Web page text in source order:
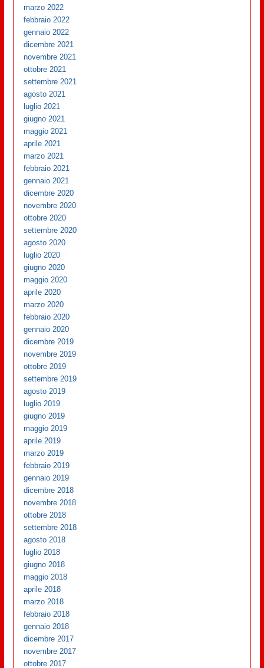
marzo 2022
febbraio 2022
gennaio 2022
dicembre 2021
novembre 2021
ottobre 2021
settembre 2021
agosto 2021
luglio 2021
giugno 2021
maggio 2021
aprile 2021
marzo 2021
febbraio 2021
gennaio 2021
dicembre 2020
novembre 2020
ottobre 2020
settembre 2020
agosto 2020
luglio 2020
giugno 2020
maggio 2020
aprile 2020
marzo 2020
febbraio 2020
gennaio 2020
dicembre 2019
novembre 2019
ottobre 2019
settembre 2019
agosto 2019
luglio 2019
giugno 2019
maggio 2019
aprile 2019
marzo 2019
febbraio 2019
gennaio 2019
dicembre 2018
novembre 2018
ottobre 2018
settembre 2018
agosto 2018
luglio 2018
giugno 2018
maggio 2018
aprile 2018
marzo 2018
febbraio 2018
gennaio 2018
dicembre 2017
novembre 2017
ottobre 2017